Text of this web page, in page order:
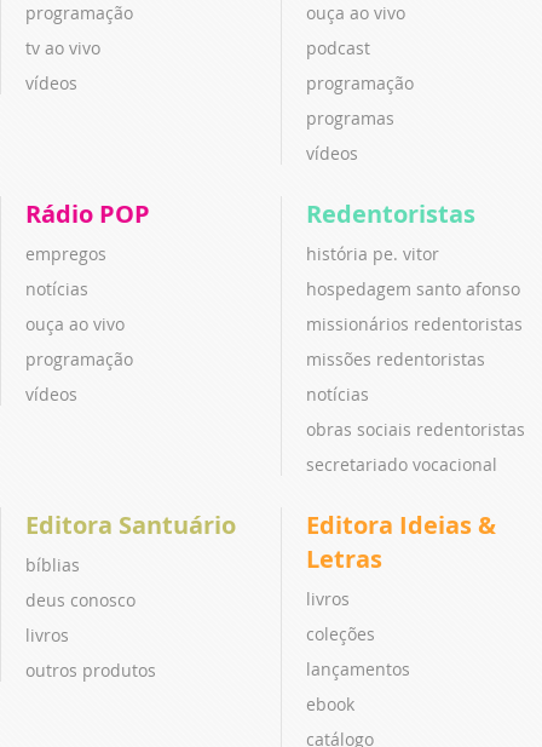
programação
tv ao vivo
vídeos
ouça ao vivo
podcast
programação
programas
vídeos
Rádio POP
empregos
notícias
ouça ao vivo
programação
vídeos
Redentoristas
história pe. vitor
hospedagem santo afonso
missionários redentoristas
missões redentoristas
notícias
obras sociais redentoristas
secretariado vocacional
Editora Santuário
bíblias
deus conosco
livros
outros produtos
Editora Ideias &
Letras
livros
coleções
lançamentos
ebook
catálogo